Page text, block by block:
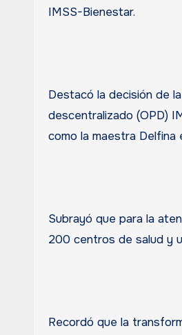
IMSS-Bienestar.
Destacó la decisión de
descentralizado (OPD)
como la maestra Delfina
Subrayó que para la
200 centros de salud y
Recordó que la